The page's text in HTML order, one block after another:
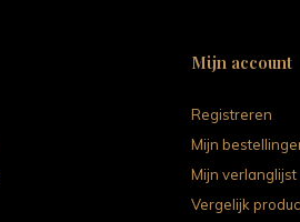
Mijn account
Registreren
Mijn
Mijn verlanglijst
Vergelijk